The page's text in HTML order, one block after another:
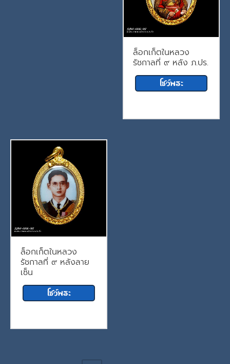
ล็อกเก็ตในหลวง
รัชกาลที่ ๙ หลัง ภ.ปร.
ล็อกเก็ตในหลวง
รัชกาลที่ ๙ หลังลาย
เซ็น